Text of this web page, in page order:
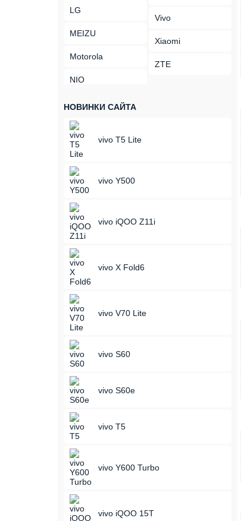
LG
MEIZU
Motorola
NIO
Vivo
Xiaomi
ZTE
НОВИНКИ САЙТА
vivo T5 Lite
vivo Y500
vivo iQOO Z11i
vivo X Fold6
vivo V70 Lite
vivo S60
vivo S60e
vivo T5
vivo Y600 Turbo
vivo iQOO 15T